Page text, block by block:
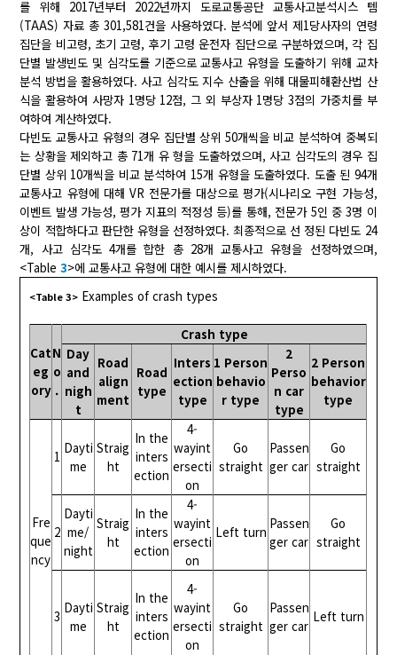
를 위해 2017년부터 2022년까지 도로교통공단 교통사고분석시스 템
(TAAS) 자료 총 301,581건을 사용하였다. 분석에 앞서 제1당사자의 연령
집단을 비고령, 초기 고령, 후기 고령 운전자 집단으로 구분하였으며, 각 집
단별 발생빈도 및 심각도를 기준으로 교통사고 유형을 도출하기 위해 교차
분석 방법을 활용하였다. 사고 심각도 지수 산출을 위해 대물피해환산법 산
식을 활용하여 사망자 1명당 12점, 그 외 부상자 1명당 3점의 가중치를 부
여하여 계산하였다.
다빈도 교통사고 유형의 경우 집단별 상위 50개씩을 비교 분석하여 중복되
는 상황을 제외하고 총 71개 유 형을 도출하였으며, 사고 심각도의 경우 집
단별 상위 10개씩을 비교 분석하여 15개 유형을 도출하였다. 도출 된 94개
교통사고 유형에 대해 VR 전문가를 대상으로 평가(시나리오 구현 가능성,
이벤트 발생 가능성, 평가 지표의 적정성 등)를 통해, 전문가 5인 중 3명 이
상이 적합하다고 판단한 유형을 선정하였다. 최종적으로 선 정된 다빈도 24
개, 사고 심각도 4개를 합한 총 28개 교통사고 유형을 선정하였으며,
<Table3>에 교통사고 유형에 대한 예시를 제시하였다.
<Table 3> Examples of crash types
Cat
eg
ory
N
o
.
Crash type
Day
and
nigh
t
Road
align
ment
Road
type
Inters
ection
type
1 Person
behavio
r type
2
Perso
n car
type
2 Person
behavior
type
Fre
que
ncy
1
Dayti
me
Straig
ht
In the
inters
ection
4-
wayint
ersecti
on
Go
straight
Passen
ger car
Go
straight
2
Dayti
me/
night
Straig
ht
In the
inters
ection
4-
wayint
ersecti
on
Left turn
Passen
ger car
Go
straight
3
Dayti
me
Straig
ht
In the
inters
ection
4-
wayint
ersecti
on
Go
straight
Passen
ger car
Left turn